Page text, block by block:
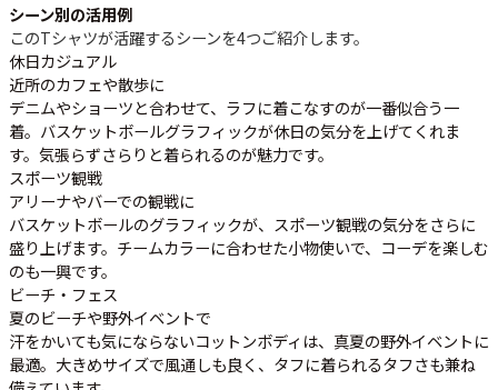
シーン別の活用例
このTシャツが活躍するシーンを4つご紹介します。
休日カジュアル
近所のカフェや散歩に
デニムやショーツと合わせて、ラフに着こなすのが一番似合う一
着。バスケットボールグラフィックが休日の気分を上げてくれま
す。気張らずさらりと着られるのが魅力です。
スポーツ観戦
アリーナやバーでの観戦に
バスケットボールのグラフィックが、スポーツ観戦の気分をさらに
盛り上げます。チームカラーに合わせた小物使いで、コーデを楽しむ
のも一興です。
ビーチ・フェス
夏のビーチや野外イベントで
汗をかいても気にならないコットンボディは、真夏の野外イベントに
最適。大きめサイズで風通しも良く、タフに着られるタフさも兼ね